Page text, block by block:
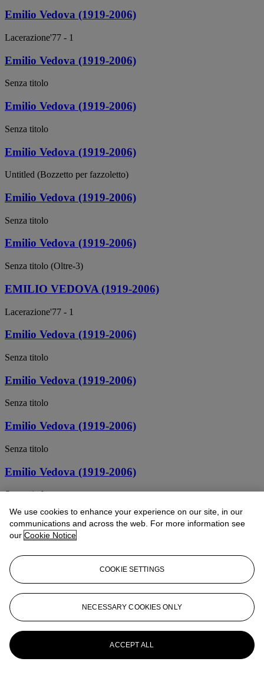
Emilio Vedova (1919-2006)
Lacerazione'77 - 1
Emilio Vedova (1919-2006)
Senza titolo
Emilio Vedova (1919-2006)
Senza titolo
Emilio Vedova (1919-2006)
Untitled (Bozzetto per fazzoletto)
Emilio Vedova (1919-2006)
Senza titolo
Emilio Vedova (1919-2006)
Senza titolo (Oltre-3)
EMILIO VEDOVA (1919-2006)
Lacerazione'77 - 1
Emilio Vedova (1919-2006)
Senza titolo
Emilio Vedova (1919-2006)
Senza titolo
Emilio Vedova (1919-2006)
Senza titolo
Emilio Vedova (1919-2006)
Senza titolo
Emilio Vedova (1919-2006)
Studio per spazio inquieto
EMILIO VEDOVA (1919-2006)
Per l ’ Algeria n.3 (For Algeria n.3)
Emilio Vedova (1919-2006)
Untitled
EMILIO VEDOVA (1919-2006)
We use cookies to enhance your experience on our site, in our
communications and across the web. For more information see
our Cookie Notice
COOKIE SETTINGS
NECESSARY COOKIES ONLY
ACCEPT ALL